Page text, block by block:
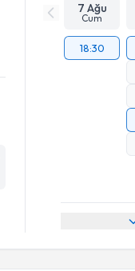
7 Ağu
Cum
18:30